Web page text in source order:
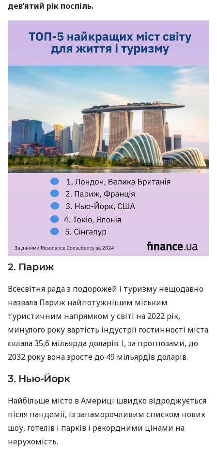
дев’ятий рік поспіль.
2. Париж
Всесвітня рада з подорожей і туризму нещодавно
назвала Париж найпотужнішим міським
туристичним напрямком у світі на 2022 рік,
минулого року вартість індустрії гостинності міста
склала 35,6 мільярда доларів. І, за прогнозами, до
2032 року вона зросте до 49 мільярдів доларів.
3. Нью-Йорк
Найбільше місто в Америці швидко відроджується
після пандемії, із запаморочливим списком нових
шоу, готелів і парків і рекордними цінами на
нерухомість.